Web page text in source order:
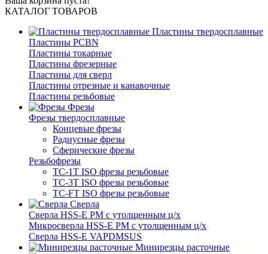
КАТАЛОГ ТОВАРОВ
Пластины твердосплавные
Пластины PCBN
Пластины токарные
Пластины фрезерные
Пластины для сверл
Пластины отрезные и канавочные
Пластины резьбовые
Фрезы
Фрезы твердосплавные
Концевые фрезы
Радиусные фрезы
Сферические фрезы
Резьбофрезы
TC-1T ISO фрезы резьбовые
TC-3T ISO фрезы резьбовые
TC-FT ISO фрезы резьбовые
Сверла
Cверла HSS-E PM c утолщенным ц/х
Микросверла HSS-E PM c утолщенным ц/х
Сверла HSS-E VAPDMSUS
Минирезцы расточные